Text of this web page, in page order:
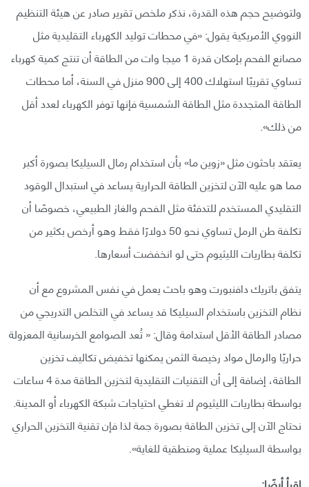
ولتوضيح حجم هذه القدرة، نذكر ملخص تقرير صادر عن هيئة التنظيم
النووي الأمريكية يقول: «في محطات توليد الكهرباء التقليدية مثل
مصانع الفحم بإمكان قدرة 1 ميجا وات من الطاقة أن تنتج كمية كهرباء
تساوي تقريبًا استهلاك 400 إلى 900 منزل في السنة، أما محطات
الطاقة المتجددة مثل الطاقة الشمسية فإنها توفر الكهرباء لعدد أقل
من ذلك».
يعتقد باحثون مثل «زوين ما» بأن استخدام رمال السيليكا بصورة أكبر
مما هو عليه الآن لتخزين الطاقة الحرارية يساعد في استبدال الوقود
التقليدي المستخدم للتدفئة مثل الفحم والغاز الطبيعي، خصوصًا أن
تكلفة طن الرمل تساوي نحو 50 دولارًا فقط وهو أرخص بكثير من
تكلفة بطاريات الليثيوم حتى لو انخفضت أسعارها.
يتفق باتريك دافنبورت وهو باحث يعمل في نفس المشروع مع أن
نظام التخزين باستخدام السيليكا قد يساعد في التخلص التدريجي من
مصادر الطاقة الأقل استدامة وقال: « تُعد الصوامع الخرسانية المعزولة
حراريًا والرمال مواد رخيصة الثمن يمكنها تخفيض تكاليف تخزين
الطاقة، إضافة إلى أن التقنيات التقليدية لتخزين الطاقة مدة 4 ساعات
بواسطة بطاريات الليثيوم لا تغطي احتياجات شبكة الكهرباء أو المدينة.
نحتاج الآن إلى تخزين الطاقة بصورة جمة لذا فإن تقنية التخزين الحراري
بواسطة السيليكا عملية ومنطقية للغاية».